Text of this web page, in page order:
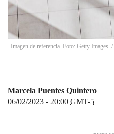
Imagen de referencia. Foto: Getty Images. /
Marcela Puentes Quintero
06/02/2023 - 20:00 GMT-5